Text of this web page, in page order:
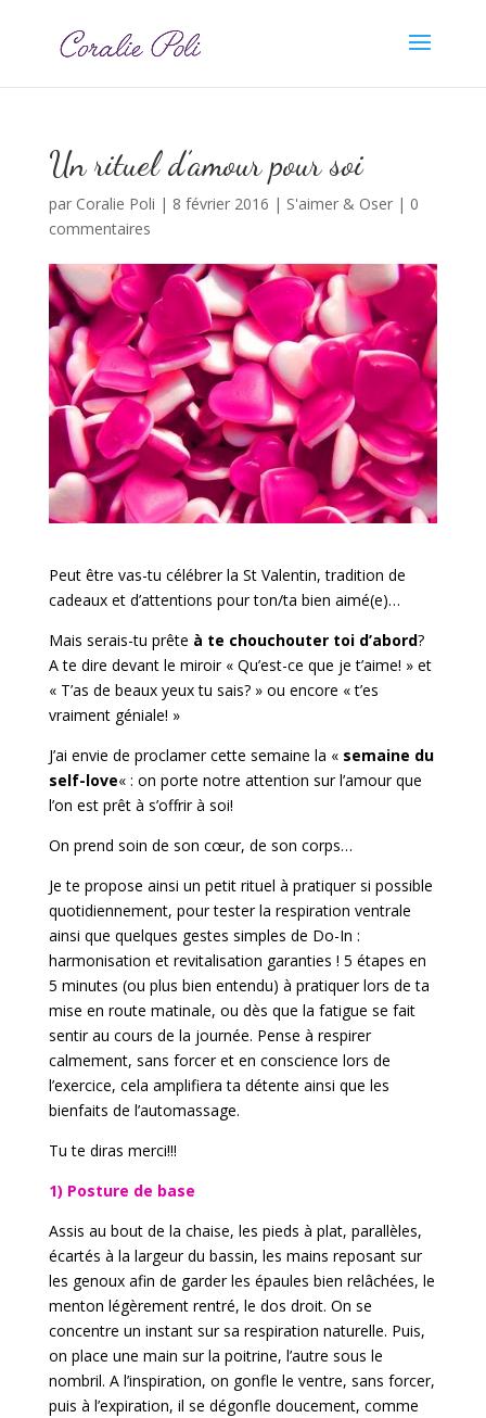
Un rituel d’amour pour soi
par Coralie Poli | 8 février 2016 | S'aimer & Oser| 0
commentaires
Peut être vas-tu célébrer la St Valentin, tradition de
cadeaux et d’attentions pour ton/ta bien aimé(e)…
Mais serais-tu prête à te chouchouter toi d’abord?
A te dire devant le miroir « Qu’est-ce que je t’aime! » et
« T’as de beaux yeux tu sais? » ou encore « t’es
vraiment géniale! »
J’ai envie de proclamer cette semaine la « semaine du
self-love« : on porte notre attention sur l’amour que
l’on est prêt à s’offrir à soi!
On prend soin de son cœur, de son corps…
Je te propose ainsi un petit rituel à pratiquer si possible
quotidiennement, pour tester la respiration ventrale
ainsi que quelques gestes simples de Do-In :
harmonisation et revitalisation garanties ! 5 étapes en
5 minutes (ou plus bien entendu) à pratiquer lors de ta
mise en route matinale, ou dès que la fatigue se fait
sentir au cours de la journée. Pense à respirer
calmement, sans forcer et en conscience lors de
l’exercice, cela amplifiera ta détente ainsi que les
bienfaits de l’automassage.
Tu te diras merci!!!
1) Posture de base
Assis au bout de la chaise, les pieds à plat, parallèles,
écartés à la largeur du bassin, les mains reposant sur
les genoux afin de garder les épaules bien relâchées, le
menton légèrement rentré, le dos droit. On se
concentre un instant sur sa respiration naturelle. Puis,
on place une main sur la poitrine, l’autre sous le
nombril. A l’inspiration, on gonfle le ventre, sans forcer,
puis à l’expiration, il se dégonfle doucement, comme